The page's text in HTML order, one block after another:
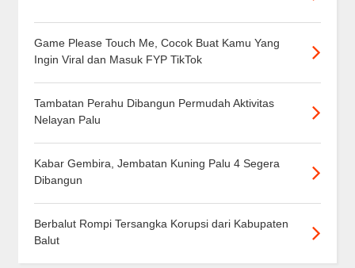
Game Please Touch Me, Cocok Buat Kamu Yang
Ingin Viral dan Masuk FYP TikTok
Tambatan Perahu Dibangun Permudah Aktivitas
Nelayan Palu
Kabar Gembira, Jembatan Kuning Palu 4 Segera
Dibangun
Berbalut Rompi Tersangka Korupsi dari Kabupaten
Balut